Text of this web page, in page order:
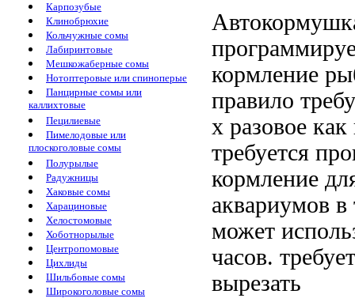
Карпозубые
Клинобрюхие
Кольчужные сомы
Лабиринтовые
Мешкожаберные сомы
Нотоптеровые или спиноперые
Панцирные сомы или
каллихтовые
Пецилиевые
Пимелодовые или
плоскоголовые сомы
Полурылые
Радужницы
Хаковые сомы
Харациновые
Хелостомовые
Хоботнорылые
Центропомовые
Цихлиды
Шильбовые сомы
Широкоголовые сомы
кормление
правило
х разовое как
требуется
кормление
аквариумов в
может
часов.
вырезать